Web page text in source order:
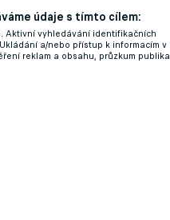
údaje s tímto cílem:
Aktivní vyhledávání identifikačních
a/nebo přístup k informacím v
reklam a obsahu, průzkum publika